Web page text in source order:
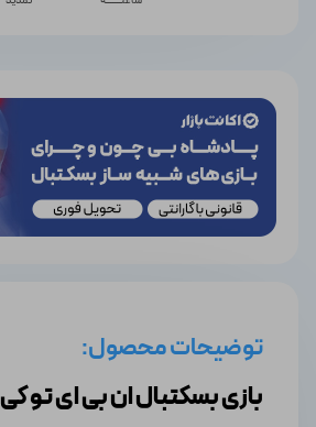
توضیحات محصول:
بازی بسکتبال ان بی ای تو کی NBA 2K22